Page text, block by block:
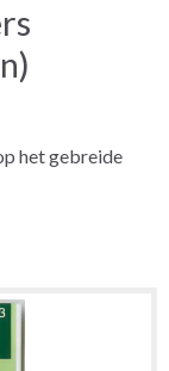
het gebreide